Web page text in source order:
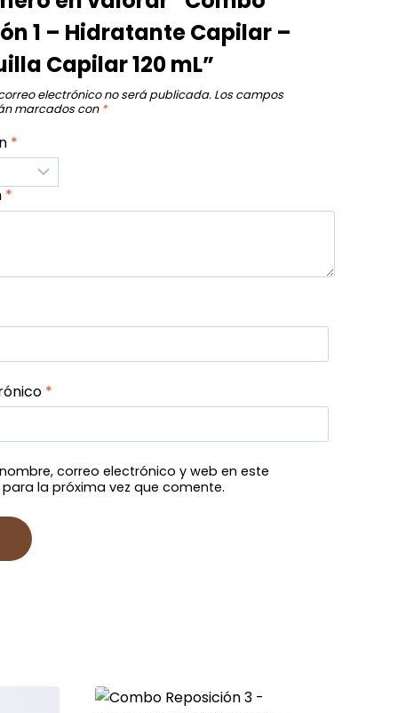
1 – Hidratante Capilar –
Capilar 120 mL”
electrónico no será publicada. Los campos
marcados con *
*
*
*
correo electrónico y web en este
la próxima vez que comente.